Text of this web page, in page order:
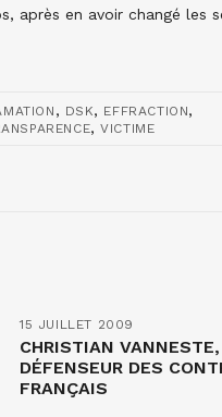
après en avoir changé les
, DSK, EFFRACTION,
,VICTIME
15 JUILLET 2009
CHRISTIAN
DÉFENSEUR DES
FRANÇAIS